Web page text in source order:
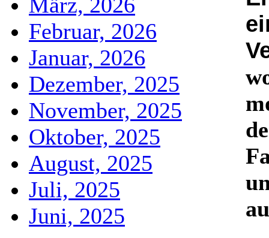
Februar, 2026
Januar, 2026
Dezember, 2025
November, 2025
Oktober, 2025
August, 2025
Juli, 2025
Juni, 2025